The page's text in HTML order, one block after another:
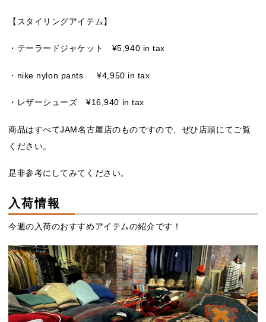
【スタイリングアイテム】
・テーラードジャケット ¥5,940 in tax
・nike nylon pants ¥4,950 in tax
・レザーシューズ ¥16,940 in tax
商品はすべてJAM名古屋店のものですので、ぜひ店頭にてご覧
ください。
是非参考にしてみてください。
入荷情報
今週の入荷のおすすめアイテムの紹介です！